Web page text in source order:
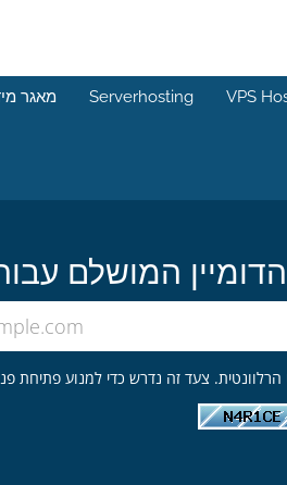
מאגר Serverhosting VPS